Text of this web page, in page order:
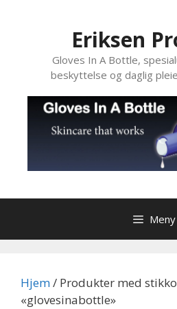
Eriksen
Gloves In A Bottle,
beskyttelse og daglig
Meny
Hjem/ Produkter med
«glovesinabottle»